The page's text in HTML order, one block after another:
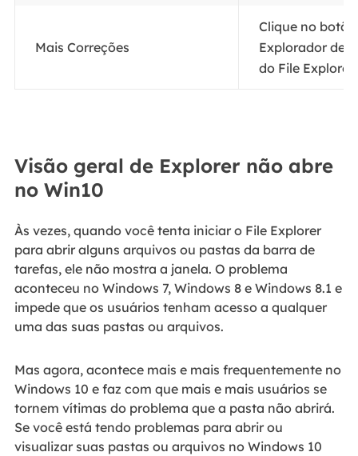
Mais Correções
Clique no
Explorador de
do File
Visão geral de Explorer não abre
no Win10
Às vezes, quando você tenta iniciar o File Explorer
para abrir alguns arquivos ou pastas da barra de
tarefas, ele não mostra a janela. O problema
aconteceu no Windows 7, Windows 8 e Windows 8.1 e
impede que os usuários tenham acesso a qualquer
uma das suas pastas ou arquivos.
Mas agora, acontece mais e mais frequentemente no
Windows 10 e faz com que mais e mais usuários se
tornem vítimas do problema que a pasta não abrirá.
Se você está tendo problemas para abrir ou
visualizar suas pastas ou arquivos no Windows 10